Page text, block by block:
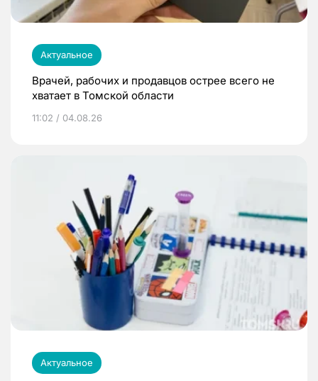
Актуальное
Врачей, рабочих и продавцов острее всего не
хватает в Томской области
11:02 / 04.08.26
Актуальное